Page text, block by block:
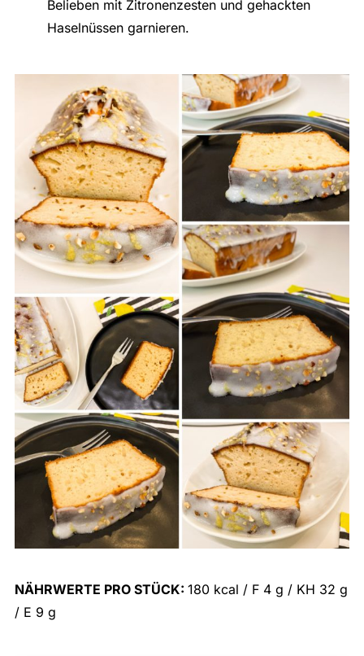
Belieben mit Zitronenzesten und gehackten
Haselnüssen garnieren.
NÄHRWERTE PRO STÜCK: 180 kcal / F 4 g / KH 32 g
/ E 9 g